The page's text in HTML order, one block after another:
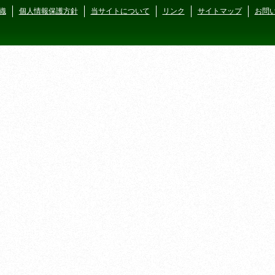
個人情報保護方針 当サイトについて リンク サイトマップ お問